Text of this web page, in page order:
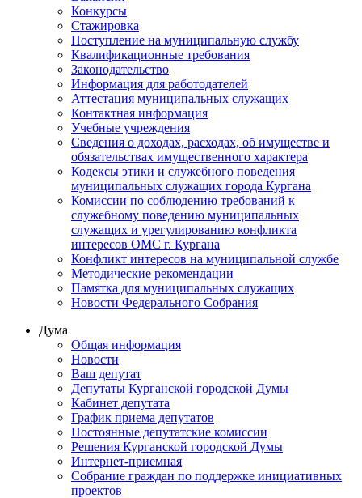
Конкурсы
Стажировка
Поступление на муниципальную службу
Квалификационные требования
Законодательство
Информация для работодателей
Аттестация муниципальных служащих
Контактная информация
Учебные учреждения
Сведения о доходах, расходах, об имуществе и
обязательствах имущественного характера
Кодексы этики и служебного поведения
муниципальных служащих города Кургана
Комиссии по соблюдению требований к
служебному поведению муниципальных
служащих и урегулированию конфликта
интересов ОМС г. Кургана
Конфликт интересов на муниципальной службе
Методические рекомендации
Памятка для муниципальных служащих
Новости Федерального Cобрания
Дума
Общая информация
Новости
Ваш депутат
Депутаты Курганской городской Думы
Кабинет депутата
График приема депутатов
Постоянные депутатские комиссии
Решения Курганской городской Думы
Интернет-приемная
Собрание граждан по поддержке инициативных
проектов